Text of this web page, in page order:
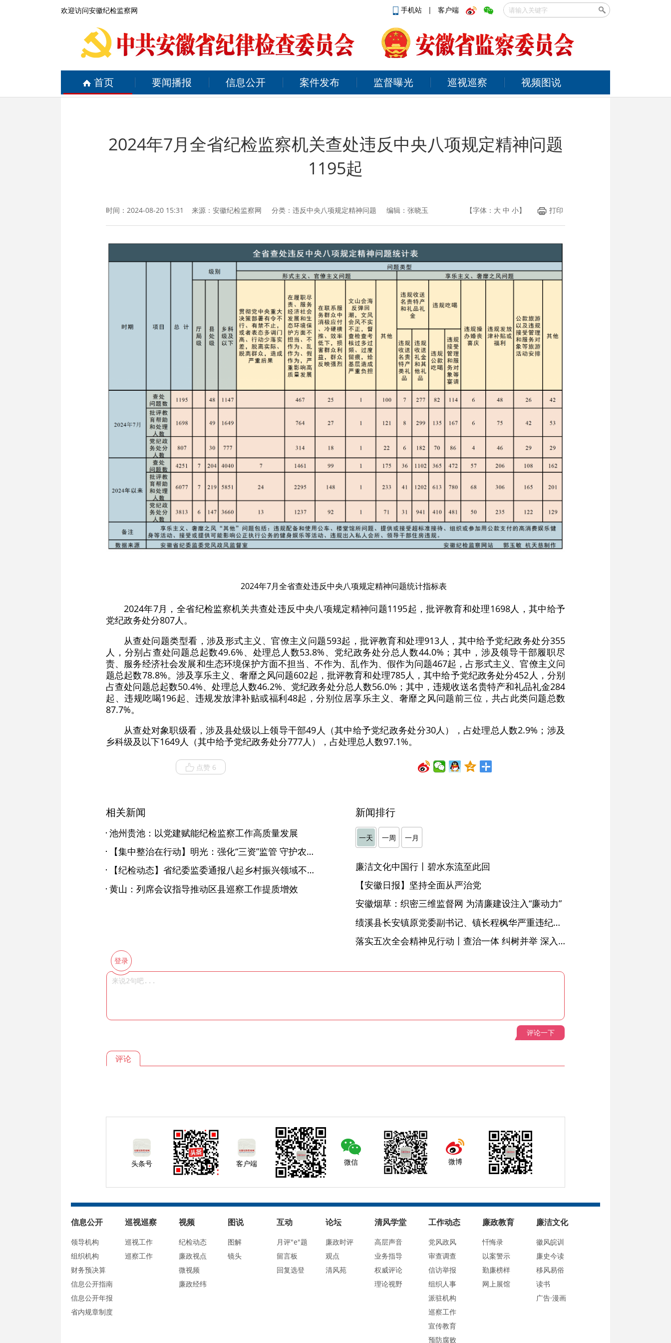
欢迎访问安徽纪检监察网 手机站 | 客户端
首页 要闻播报 信息公开 案件发布 监督曝光 巡视巡察 视频图说
2024年7月全省纪检监察机关查处违反中央八项规定精神问题
1195起
时间：2024-08-20 15:31 来源： 安徽纪检监察网 分类：违反中央八项规定精神问题 编辑：张晓玉 【字体： 大 中 小】 打印
2024年7月全省查处违反中央八项规定精神问题统计指标表
2024年7月，全省纪检监察机关共查处违反中央八项规定精神问题1195起，批评教育和处理1698人，其中给予
党纪政务处分807人。
从查处问题类型看，涉及形式主义、官僚主义问题593起，批评教育和处理913人，其中给予党纪政务处分355
人，分别占查处问题总起数49.6%、处理总人数53.8%、党纪政务处分总人数44.0%；其中，涉及领导干部履职尽
责、服务经济社会发展和生态环境保护方面不担当、不作为、乱作为、假作为问题467起，占形式主义、官僚主义问
题总起数78.8%。涉及享乐主义、奢靡之风问题602起，批评教育和处理785人，其中给予党纪政务处分452人，分别
占查处问题总起数50.4%、处理总人数46.2%、党纪政务处分总人数56.0%；其中，违规收送名贵特产和礼品礼金284
起、违规吃喝196起、违规发放津补贴或福利48起，分别位居享乐主义、奢靡之风问题前三位，共占此类问题总数
87.7%。
从查处对象职级看，涉及县处级以上领导干部49人（其中给予党纪政务处分30人），占处理总人数2.9%；涉及
乡科级及以下1649人（其中给予党纪政务处分777人），占处理总人数97.1%。
点赞 6
相关新闻
池州贵池：以党建赋能纪检监察工作高质量发展
【集中整治在行动】明光：强化“三资”监管 守护农村集体 “家底”
【纪检动态】省纪委监委通报八起乡村振兴领域不正之风和腐败问题典型案例
黄山：列席会议指导推动区县巡察工作提质增效
新闻排行
一天 一周 一月
廉洁文化中国行丨碧水东流至此回
【安徽日报】坚持全面从严治党
安徽烟草：织密三维监督网 为清廉建设注入“廉动力”
绩溪县长安镇原党委副书记、镇长程枫华严重违纪违法被开除党籍和公职
落实五次全会精神见行动丨查治一体 纠树并举 深入推进风腐同查同治
登录
评论一下
评论
头条号 客户端 微信 微博
信息公开
领导机构
组织机构
财务预决算
信息公开指南
信息公开年报
省内规章制度
巡视巡察
巡视工作
巡察工作
视频
纪检动态
廉政视点
微视频
廉政经纬
图说
图解
镜头
互动
月评"e"题
留言板
回复选登
论坛
廉政时评
观点
清风苑
清风学堂
高层声音
业务指导
权威评论
理论视野
工作动态
党风政风
审查调查
信访举报
组织人事
派驻机构
巡察工作
宣传教育
预防腐败
廉政教育
忏悔录
以案警示
勤廉榜样
网上展馆
廉洁文化
徽风皖训
廉史今读
移风易俗
读书
广告·漫画